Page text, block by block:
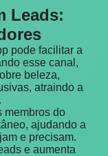
Leads:
pode facilitar a
esse canal,
beleza,
atraindo a
membros do
ajudando a
e precisam.
e aumenta